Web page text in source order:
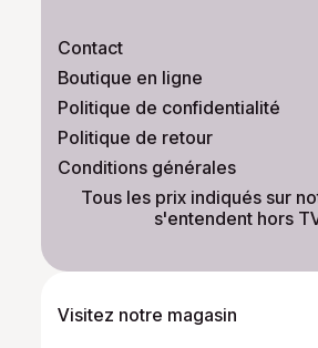
Contact
Boutique en ligne
Politique de confidentialité
Politique de retour
Conditions générales
​Tous les prix indiqués sur
s'entendent hors
Visitez notre magasin